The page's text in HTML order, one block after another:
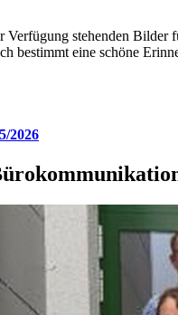
Verfügung stehenden Bilder
bestimmt eine schöne
2026